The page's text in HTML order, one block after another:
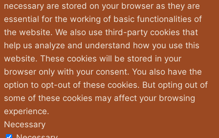
necessary are stored on your browser as they are
essential for the working of basic functionalities of
the website. We also use third-party cookies that
help us analyze and understand how you use this
website. These cookies will be stored in your
browser only with your consent. You also have the
option to opt-out of these cookies. But opting out of
some of these cookies may affect your browsing
experience.
Necessary